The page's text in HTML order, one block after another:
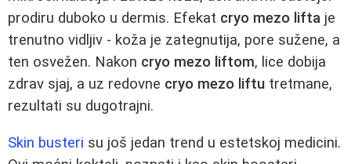
prodiru duboko u dermis. Efekat cryo mezo lifta je
trenutno vidljiv - koža je zategnutija, pore sužene, a
ten osvežen. Nakon cryo mezo liftom, lice dobija
zdrav sjaj, a uz redovne cryo mezo liftu tretmane,
rezultati su dugotrajni.
Skin busteri su još jedan trend u estetskoj medicini.